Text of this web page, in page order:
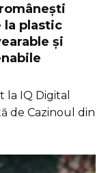
la plastic
și
IQ Digital
de Cazinoul din